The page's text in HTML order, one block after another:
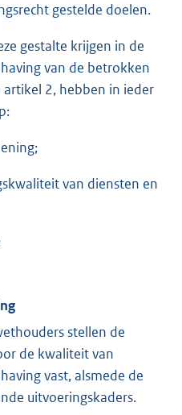
gestelde doelen.
gestalte krijgen in de
van de betrokken
2, hebben in ieder
van diensten en
stellen de
de kwaliteit van
vast, alsmede de
uitvoeringskaders.